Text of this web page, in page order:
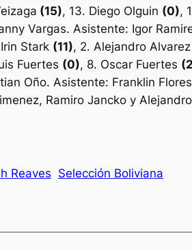
(15), 13. Diego Olguin (0),
Vargas. Asistente: Igor
Irin Stark (11), 2. Alejandro Alvarez
Fuertes (0), 8. Oscar Fuertes
Oño. Asistente: Franklin
Ramiro Jancko y
Reaves Selección Boliviana